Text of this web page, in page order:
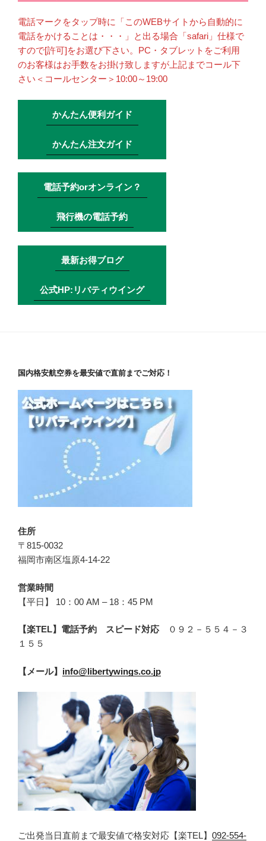
電話マークをタップ時に「このWEBサイトから自動的に
電話をかけることは・・・」と出る場合「safari」仕様で
すので[許可]をお選び下さい。PC・タブレットをご利用
のお客様はお手数をお掛け致しますが上記までコール下
さい＜コールセンター＞10:00～19:00
かんたん便利ガイド
かんたん注文ガイド
電話予約orオンライン？
飛行機の電話予約
最新お得ブログ
公式HP:リバティウイング
国内格安航空券を最安値で直前までご対応！
住所
〒815-0032
福岡市南区塩原4-14-22
営業時間
【平日】 10：00 AM – 18：45 PM
【楽TEL】電話予約 スピード対応
０９２－５５４－３
１５５
【メール】 info@libertywings.co.jp
ご出発当日直前まで最安値で格安対応【楽TEL】 092-554-